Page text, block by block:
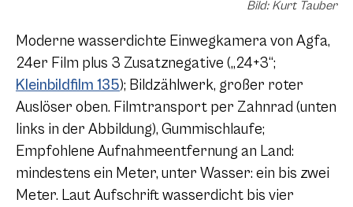
Bild: Kurt Tauber
Moderne wasserdichte Einwegkamera von Agfa,
24er Film plus 3 Zusatznegative („24+3“;
Kleinbildfilm 135); Bildzählwerk, großer roter
Auslöser oben. Filmtransport per Zahnrad (unten
links in der Abbildung), Gummischlaufe;
Empfohlene Aufnahmeentfernung an Land:
mindestens ein Meter, unter Wasser: ein bis zwei
Meter. Laut Aufschrift wasserdicht bis vier